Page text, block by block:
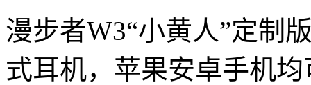
漫步者W3“小黄人”定制
式耳机，苹果安卓手机